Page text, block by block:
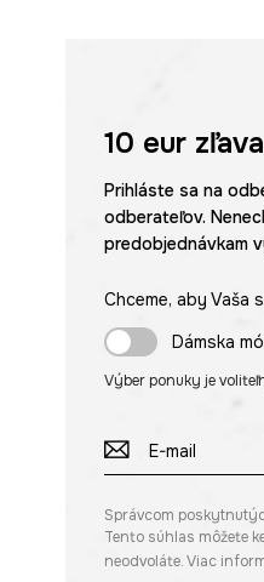
10 eur
Prihláste sa na
odberateľov.
predobjednávkam
Chceme, aby Vaša
Dámska
Výber ponuky je
Správcom
Tento súhlas môžete
neodvoláte. Viac